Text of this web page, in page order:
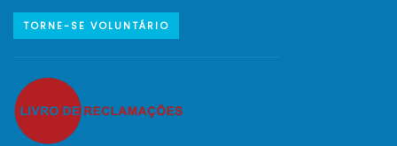
TORNE-SE VOLUNTÁRIO